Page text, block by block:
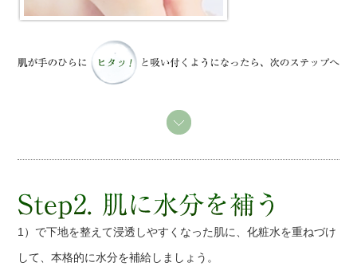
1）で下地を整えて浸透しやすくなった肌に、化粧水を重ねづけ
して、本格的に水分を補給しましょう。